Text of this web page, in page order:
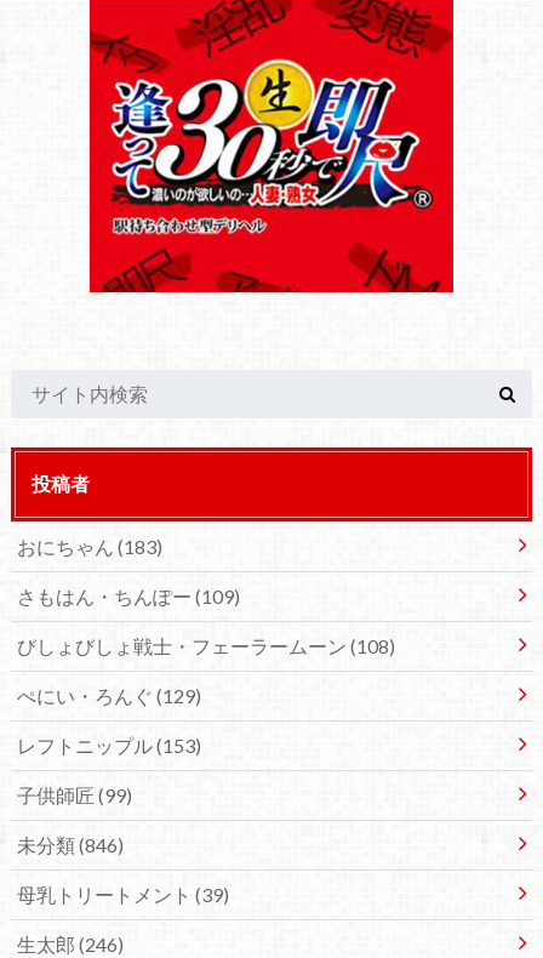
投稿者
おにちゃん (183)
さもはん・ちんぽー (109)
びしょびしょ戦士・フェーラームーン (108)
ぺにい・ろんぐ (129)
レフトニップル(153)
子供師匠 (99)
未分類(846)
母乳トリートメント (39)
生太郎 (246)